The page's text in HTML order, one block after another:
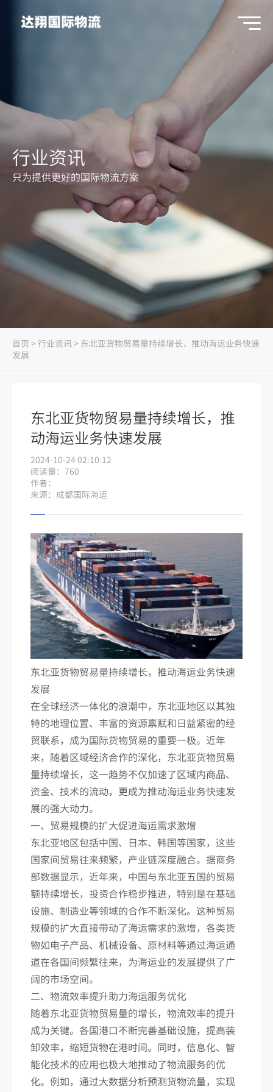
行业资讯
只为提供更好的国际物流方案
首页 > 行业资讯> 东北亚货物贸易量持续增长，推动海运业务快速
发展
东北亚货物贸易量持续增长，推
动海运业务快速发展
2024-10-24 02:10:12
阅读量：760
作者：
来源：成都国际海运
东北亚货物贸易量持续增长，推动海运业务快速
发展
在全球经济一体化的浪潮中，东北亚地区以其独
特的地理位置、丰富的资源禀赋和日益紧密的经
贸联系，成为国际货物贸易的重要一极。近年
来，随着区域经济合作的深化，东北亚货物贸易
量持续增长，这一趋势不仅加速了区域内商品、
资金、技术的流动，更成为推动海运业务快速发
展的强大动力。
一、贸易规模的扩大促进海运需求激增
东北亚地区包括中国、日本、韩国等国家，这些
国家间贸易往来频繁，产业链深度融合。据商务
部数据显示，近年来，中国与东北亚五国的贸易
额持续增长，投资合作稳步推进，特别是在基础
设施、制造业等领域的合作不断深化。这种贸易
规模的扩大直接带动了海运需求的激增，各类货
物如电子产品、机械设备、原材料等通过海运通
道在各国间频繁往来，为海运业的发展提供了广
阔的市场空间。
二、物流效率提升助力海运服务优化
随着东北亚货物贸易量的增长，物流效率的提升
成为关键。各国港口不断完善基础设施，提高装
卸效率，缩短货物在港时间。同时，信息化、智
能化技术的应用也极大地推动了物流服务的优
化。例如，通过大数据分析预测货物流量，实现